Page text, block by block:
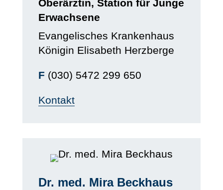
Oberärztin, Station für Junge
Erwachsene
Evangelisches Krankenhaus
Königin Elisabeth Herzberge
F (030) 5472 299 650
Kontakt
Dr. med. Mira Beckhaus